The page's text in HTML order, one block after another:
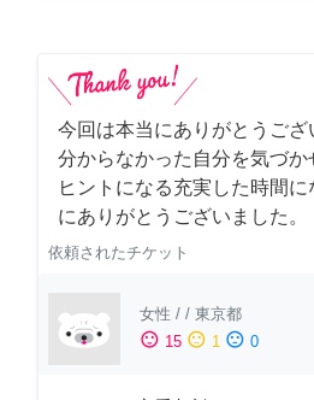
今回は本当にありがとうござ
分からなかった自分を気づか
ヒントになる充実した時間
にありがとうございました。
依頼されたチケット
女性 / / 東京都
sentiment_satisfied 15 sentiment_neutral 1 sentiment_dissatisfied 0